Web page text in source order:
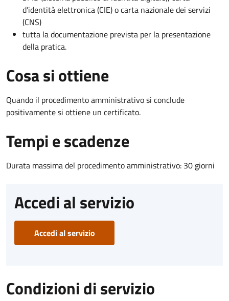
d’identità elettronica (CIE) o carta nazionale dei servizi
(CNS)
tutta la documentazione prevista per la presentazione
della pratica.
Cosa si ottiene
Quando il procedimento amministrativo si conclude
positivamente si ottiene un certificato.
Tempi e scadenze
Durata massima del procedimento amministrativo: 30 giorni
Accedi al servizio
Accedi al servizio
Condizioni di servizio